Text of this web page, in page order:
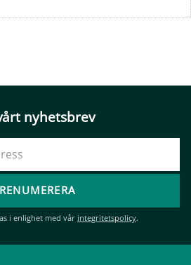
nyhetsbrev
i enlighet med vår integritetspolicy.